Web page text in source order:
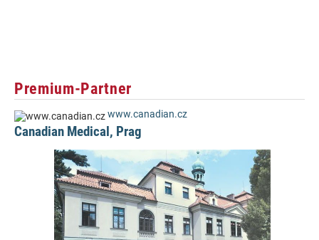
Premium-Partner
www.canadian.cz
Canadian Medical, Prag